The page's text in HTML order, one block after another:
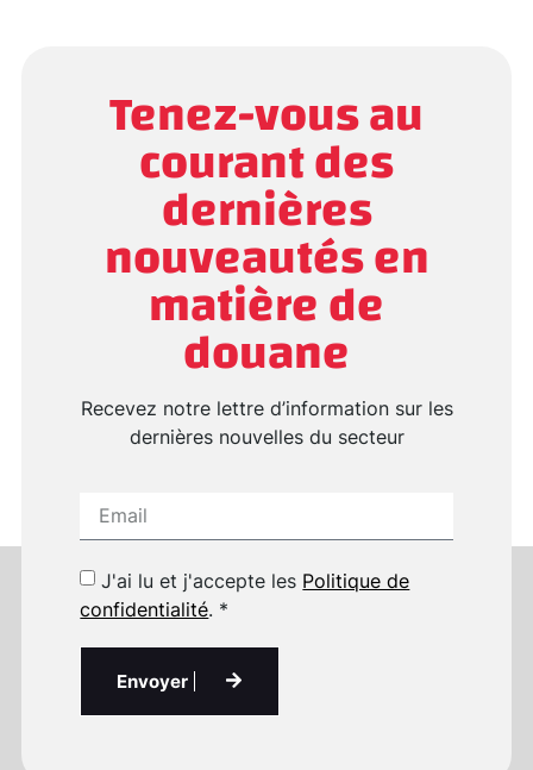
Tenez-vous au
courant des
dernières
nouveautés en
matière de
douane
Recevez notre lettre d’information sur les
dernières nouvelles du secteur
J'ai lu et j'accepte les Politique de
confidentialité. *
Envoyer